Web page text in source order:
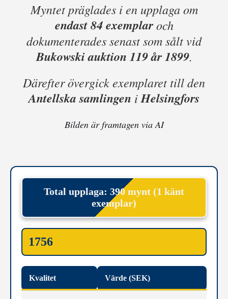
Myntet präglades i en upplaga om
endast 84 exemplaroch
dokumenterades senast som sålt vid
Bukowski auktion 119 år 1899.
Därefter övergick exemplaret till den
Antellska samlingen iHelsingfors
Bilden är framtagen via AI
Total upplaga: 390 mynt (1 känt
exemplar)
1756
Kvalitet Värde (SEK)